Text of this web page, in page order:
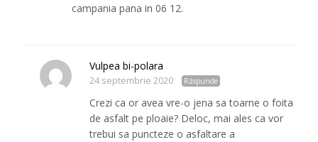
campania pana in 06 12.
Vulpea bi-polara
24 septembrie 2020 Răspunde
Crezi ca or avea vre-o jena sa toarne o foita
de asfalt pe ploaie? Deloc, mai ales ca vor
trebui sa puncteze o asfaltare a